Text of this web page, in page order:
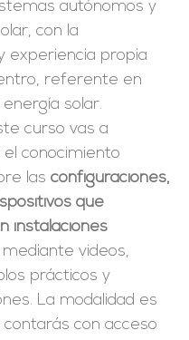
autónomos y
con la
experiencia propia
referente en
solar.
curso vas a
conocimiento
lasconfiguraciones,
que
instalaciones
mediante videos,
prácticos y
La modalidad es
contarás con acceso